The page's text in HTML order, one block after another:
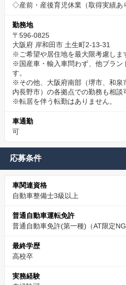
◇産前・産後育児休業（取得実績あ
勤務地
〒596-0825
大阪府 岸和田市 土生町2-13-31
※ご希望や居住地を最大限考慮しま
※国産車・輸入車問わず、他ブラン
す。
※その他、大阪府南部（堺市、和泉
内長野市）の各拠点での勤務も相談
※転居を伴う転勤はありません。
車通勤
可
応募条件
車関連資格
自動車整備士3級以上
普通自動車運転免許
普通自動車免許(第一種)（AT限定NG
最終学歴
高校卒
実務経験